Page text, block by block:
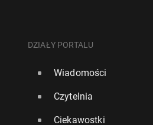
Rząd UK za­pew­nia, że
DZIAŁY PORTALU
Wiadomości
Czytelnia
Ciekawostki